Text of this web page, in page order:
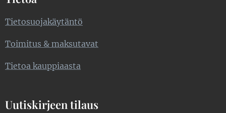
Tietosuojakäytäntö
Toimitus & maksutavat
Tietoa kauppiaasta
Uutiskirjeen tilaus